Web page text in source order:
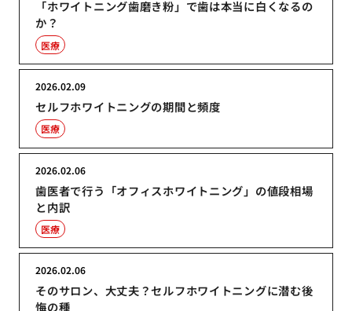
「ホワイトニング歯磨き粉」で歯は本当に白くなるの
か？
医療
セルフホワイトニングの期間と頻度
2026.02.09
医療
歯医者で行う「オフィスホワイトニング」の値段相場
と内訳
2026.02.06
医療
そのサロン、大丈夫？セルフホワイトニングに潜む後
悔の種
2026.02.06